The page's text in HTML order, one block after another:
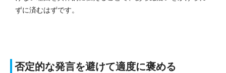
ずに済むはずです。
否定的な発言を避けて適度に褒める